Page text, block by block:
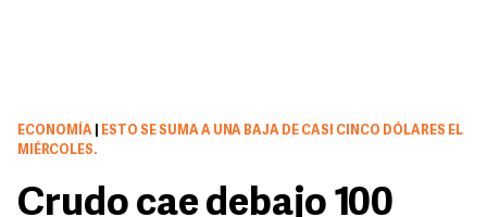
ECONOMÍA
ESTO SE SUMA A UNA BAJA DE CASI CINCO DÓLARES EL
MIÉRCOLES.
Crudo cae debajo 100